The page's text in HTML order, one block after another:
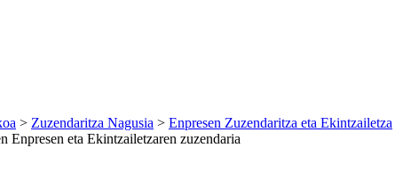
> Zuzendaritza Nagusia > Enpresen Zuzendaritza eta Ekintzailetza
eta Ekintzailetzaren zuzendaria